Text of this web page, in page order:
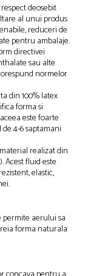
deosebit
al unui produs
reduceri de
pentru ambalaje.
directivei
sau alte
normelor
din 100% latex
forma si
este foarte
4-6 saptamani
realizat din
Acest fluid este
elastic,
permite aerului sa
forma naturala